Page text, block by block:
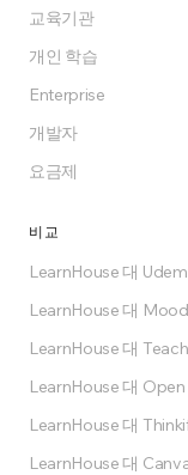
교육기관
개인 학습
Enterprise
개발자
요금제
비교
LearnHouse 대
LearnHouse 대
LearnHouse 대
LearnHouse 대
LearnHouse 대
LearnHouse 대